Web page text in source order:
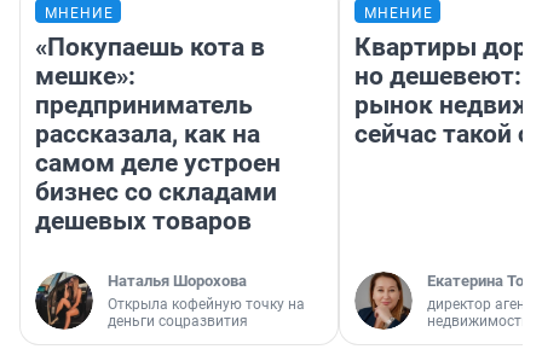
МНЕНИЕ
«Покупаешь кота в
мешке»:
предприниматель
рассказала, как на
самом деле устроен
бизнес со складами
дешевых товаров
Наталья Шорохова
Открыла кофейную точку на
деньги соцразвития
МНЕНИЕ
Квартиры
но дешевеют:
рынок
сейчас такой
Екатерина
директор
недвижимости